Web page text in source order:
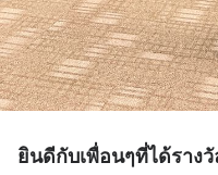
ยินดีกับเพื่อนๆที่ได้ราง